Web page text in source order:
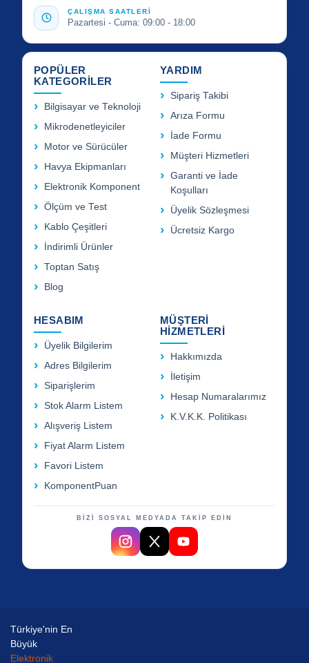
ÇALIŞMA SAATLERİ
Pazartesi - Cuma: 09:00 - 18:00
POPÜLER
KATEGORİLER
Bilgisayar ve Teknoloji
Mikrodenetleyiciler
Motor ve Sürücüler
Havya Ekipmanları
Elektronik Komponent
Ölçüm ve Test
Kablo Çeşitleri
İndirimli Ürünler
Toptan Satış
Blog
YARDIM
Sipariş Takibi
Arıza Formu
İade Formu
Müşteri Hizmetleri
Garanti ve İade
Koşulları
Üyelik Sözleşmesi
Ücretsiz Kargo
HESABIM
Üyelik Bilgilerim
Adres Bilgilerim
Siparişlerim
Stok Alarm Listem
Alışveriş Listem
Fiyat Alarm Listem
Favori Listem
KomponentPuan
MÜŞTERİ
HİZMETLERİ
Hakkımızda
İletişim
Hesap Numaralarımız
K.V.K.K. Politikası
BİZİ SOSYAL MEDYADA TAKİP EDİN
Türkiye'nin En
Büyük
Elektronik